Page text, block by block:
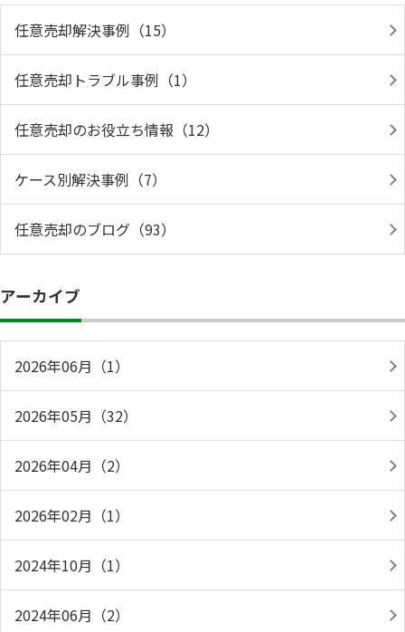
任意売却解決事例（15）
任意売却トラブル事例（1）
任意売却のお役立ち情報（12）
ケース別解決事例（7）
任意売却のブログ（93）
アーカイブ
2026年06月（1）
2026年05月（32）
2026年04月（2）
2026年02月（1）
2024年10月（1）
2024年06月（2）